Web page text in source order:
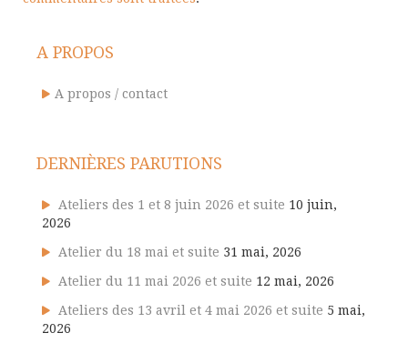
A PROPOS
A propos / contact
DERNIÈRES PARUTIONS
Ateliers des 1 et 8 juin 2026 et suite 10 juin,
2026
Atelier du 18 mai et suite 31 mai, 2026
Atelier du 11 mai 2026 et suite 12 mai, 2026
Ateliers des 13 avril et 4 mai 2026 et suite 5 mai,
2026